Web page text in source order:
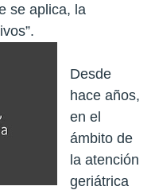
se aplica, la
Desde
hace años,
en el
ámbito de
la atención
geriátrica